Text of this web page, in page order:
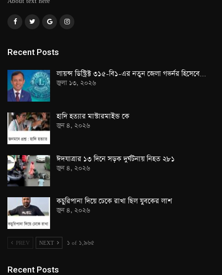
Recent Posts
লায়ন্স ডিস্ট্রিক্ট ৩১৫-বি১-এর নতুন জেলা গভর্নর হিসেবে…
জুলা ১৩, ২০২৬
হাদি হত্যার মাস্টারমাইন্ড কে
জুন ৪, ২০২৬
ঈদযাত্রার ১৩ দিনে সড়ক দুর্ঘটনায় নিহত ২৮১
জুন ৪, ২০২৬
কচুরিপানা দিয়ে ঢেকে রাখা ছিল যুবকের লাশ
জুন ৪, ২০২৬
PREV NEXT ১ of ১,৯৬৫
Recent Posts